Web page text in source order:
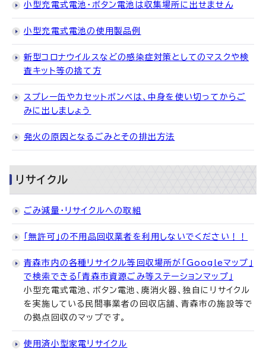
小型充電式電池・ボタン電池は収集場所に出せません
小型充電式電池の使用製品例
新型コロナウイルスなどの感染症対策としてのマスクや検
査キット等の捨て方
スプレー缶やカセットボンベは、中身を使い切ってからご
みに出しましょう
発火の原因となるごみとその排出方法
リサイクル
ごみ減量・リサイクルへの取組
「無許可」の不用品回収業者を利用しないでください！！
青森市内の各種リサイクル等回収場所が「Googleマップ」
で検索できる「青森市資源ごみ等ステーションマップ」
小型充電式電池、ボタン電池、廃消火器、独自にリサイクル
を実施している民間事業者の回収店舗、青森市の施設等で
の拠点回収のマップです。
使用済小型家電リサイクル